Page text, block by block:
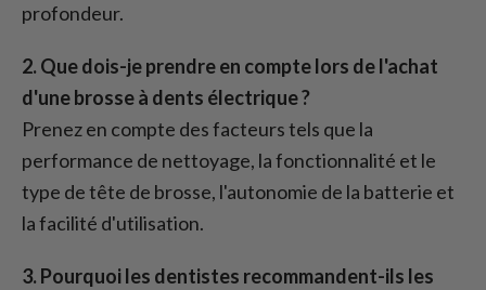
profondeur.
2. Que dois-je prendre en compte lors de l'achat
d'une brosse à dents électrique ?
Prenez en compte des facteurs tels que la
performance de nettoyage, la fonctionnalité et le
type de tête de brosse, l'autonomie de la batterie et
la facilité d'utilisation.
3. Pourquoi les dentistes recommandent-ils les